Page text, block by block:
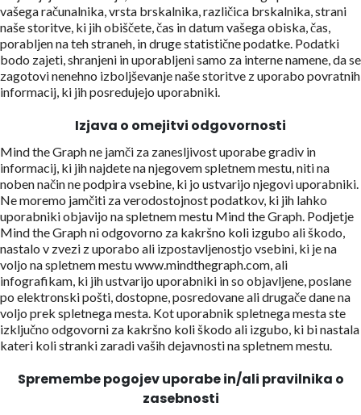
vašega računalnika, vrsta brskalnika, različica brskalnika, strani
naše storitve, ki jih obiščete, čas in datum vašega obiska, čas,
porabljen na teh straneh, in druge statistične podatke. Podatki
bodo zajeti, shranjeni in uporabljeni samo za interne namene, da se
zagotovi nenehno izboljševanje naše storitve z uporabo povratnih
informacij, ki jih posredujejo uporabniki.
Izjava o omejitvi odgovornosti
Mind the Graph ne jamči za zanesljivost uporabe gradiv in
informacij, ki jih najdete na njegovem spletnem mestu, niti na
noben način ne podpira vsebine, ki jo ustvarijo njegovi uporabniki.
Ne moremo jamčiti za verodostojnost podatkov, ki jih lahko
uporabniki objavijo na spletnem mestu Mind the Graph. Podjetje
Mind the Graph ni odgovorno za kakršno koli izgubo ali škodo,
nastalo v zvezi z uporabo ali izpostavljenostjo vsebini, ki je na
voljo na spletnem mestu www.mindthegraph.com, ali
infografikam, ki jih ustvarijo uporabniki in so objavljene, poslane
po elektronski pošti, dostopne, posredovane ali drugače dane na
voljo prek spletnega mesta. Kot uporabnik spletnega mesta ste
izključno odgovorni za kakršno koli škodo ali izgubo, ki bi nastala
kateri koli stranki zaradi vaših dejavnosti na spletnem mestu.
Spremembe pogojev uporabe in/ali pravilnika o
zasebnosti